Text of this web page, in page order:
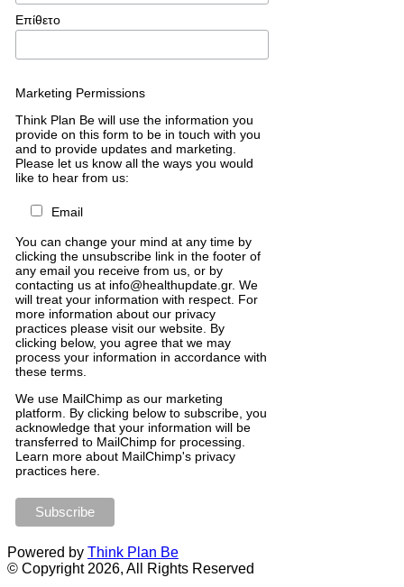
Επίθετο
Marketing Permissions
Think Plan Be will use the information you
provide on this form to be in touch with you
and to provide updates and marketing.
Please let us know all the ways you would
like to hear from us:
Email
You can change your mind at any time by
clicking the unsubscribe link in the footer of
any email you receive from us, or by
contacting us at info@healthupdate.gr. We
will treat your information with respect. For
more information about our privacy
practices please visit our website. By
clicking below, you agree that we may
process your information in accordance with
these terms.
We use MailChimp as our marketing
platform
By clicking below to subscribe you
acknowledge that your information will be
transferred to MailChimp for processing
Learn more about MailChimp's privacy
practices here
Powered by Think Plan Be
© Copyright 2026, All Rights Reserved